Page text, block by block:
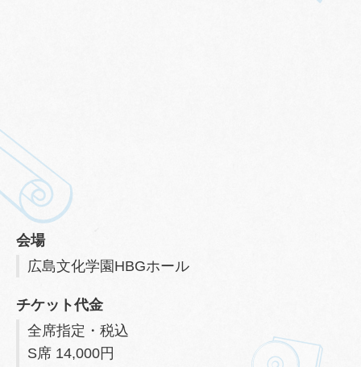
会場
広島文化学園HBGホール
チケット代金
全席指定・税込
S席 14,000円